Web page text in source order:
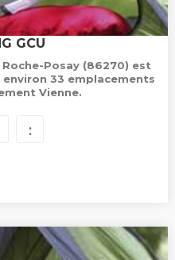
GCU
Posay (86270) est
33 emplacements
Vienne.